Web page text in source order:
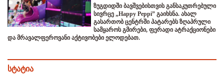
ზუგდიდში ბავშვებისთვის განსაკუთრებული
სივრცე „Happy Peppi” გაიხსნა. ახალ
გასართობ ცენტრში პატარებს ზღაპრული
სამყაროს გმირები, ფერადი ატრაქციონები
და მრავალფეროვანი აქტივობები ელოდებათ.
სტატია